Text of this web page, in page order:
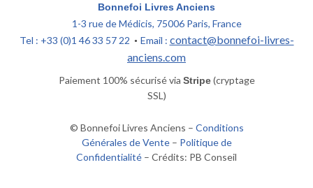
Bonnefoi Livres Anciens
1-3 rue de Médicis, 75006 Paris, France
Tel : +33 (0)1 46 33 57 22 • Email : contact@bonnefoi-livres-
anciens.com
Paiement 100% sécurisé via Stripe(cryptage
SSL)
© Bonnefoi Livres Anciens – Conditions
Générales de Vente– Politique de
Confidentialité – Crédits: PB Conseil